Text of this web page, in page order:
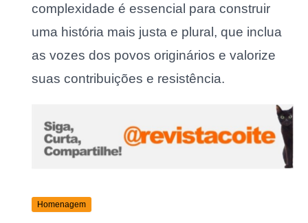
complexidade é essencial para construir
uma história mais justa e plural, que inclua
as vozes dos povos originários e valorize
suas contribuições e resistência.
Homenagem